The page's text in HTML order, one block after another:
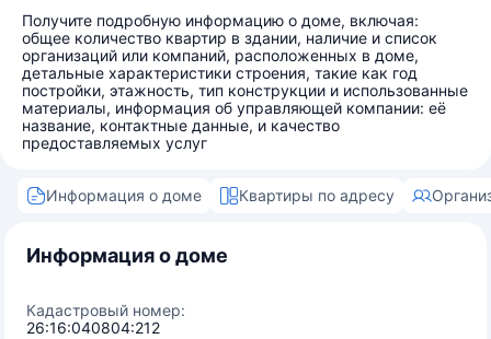
Получите подробную информацию о доме, включая:
общее количество квартир в здании, наличие и список
организаций или компаний, расположенных в доме,
детальные характеристики строения, такие как год
постройки, этажность, тип конструкции и использованные
материалы, информация об управляющей компании: её
название, контактные данные, и качество
предоставляемых услуг
Информация о доме Квартиры по адресу
Информация о доме
Кадастровый номер:
26:16:040804:212